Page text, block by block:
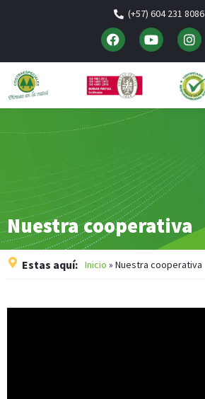
(+57) 604 231 8086
Nuestra cooperativa
Estas aquí: Inicio » Nuestra cooperativa